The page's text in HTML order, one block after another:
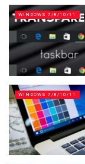
WINDOWS 7/8/10/11
WINDOWS 7/8/10/11